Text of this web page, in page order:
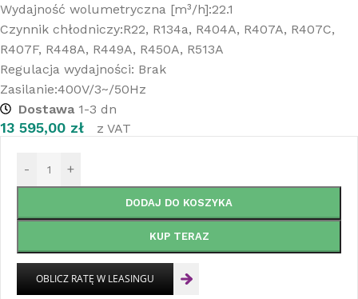
Wydajność wolumetryczna [m³/h]:22.1
Czynnik chłodniczy:R22, R134a, R404A, R407A, R407C,
R407F, R448A, R449A, R450A, R513A
Regulacja wydajności: Brak
Zasilanie:400V/3~/50Hz
Dostawa1-3 dn
13 595,00 zł z VAT
- +
DODAJ DO KOSZYKA
KUP TERAZ